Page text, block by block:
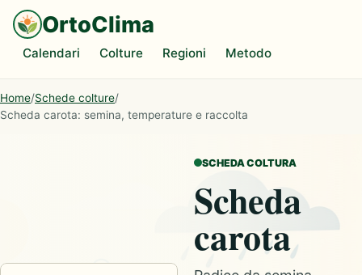
OrtoClima
Calendari Colture Regioni Metodo
Home/Schede colture/
Scheda carota: semina, temperature e raccolta
SCHEDA COLTURA
Scheda
carota